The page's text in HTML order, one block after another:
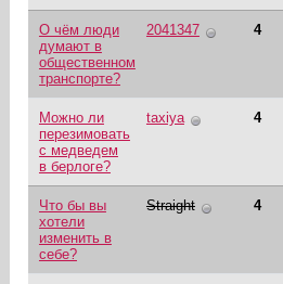
О чём люди
думают в
общественном
транспорте?
2041347 4
Можно ли
перезимовать
с медведем
в берлоге?
taxiya 4
Что бы вы
хотели
изменить в
себе?
Straight 4